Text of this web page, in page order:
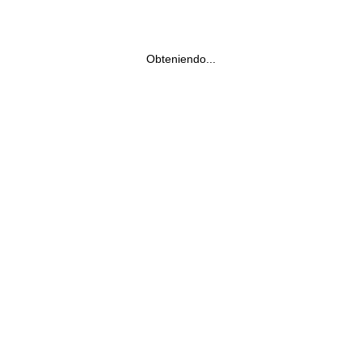
Obteniendo...